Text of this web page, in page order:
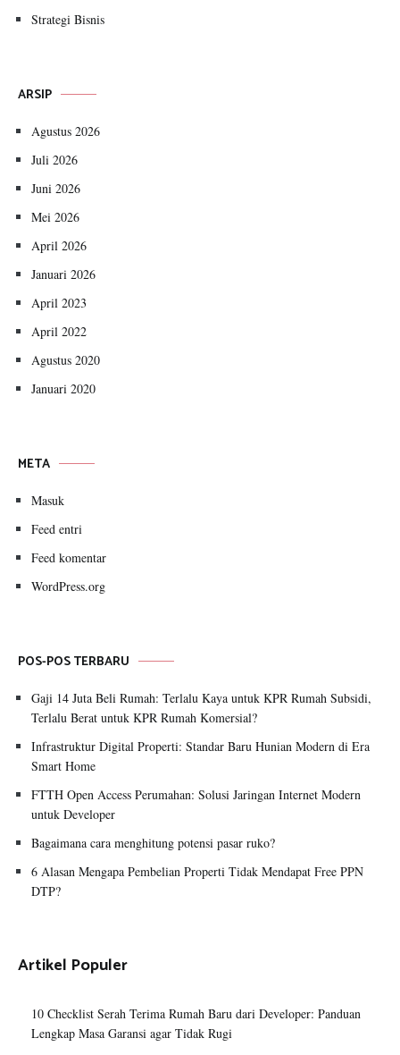
Strategi Bisnis
ARSIP
Agustus 2026
Juli 2026
Juni 2026
Mei 2026
April 2026
Januari 2026
April 2023
April 2022
Agustus 2020
Januari 2020
META
Masuk
Feed entri
Feed komentar
WordPress.org
POS-POS TERBARU
Gaji 14 Juta Beli Rumah: Terlalu Kaya untuk KPR Rumah Subsidi,
Terlalu Berat untuk KPR Rumah Komersial?
Infrastruktur Digital Properti: Standar Baru Hunian Modern di Era
Smart Home
FTTH Open Access Perumahan: Solusi Jaringan Internet Modern
untuk Developer
Bagaimana cara menghitung potensi pasar ruko?
6 Alasan Mengapa Pembelian Properti Tidak Mendapat Free PPN
DTP?
Artikel Populer
10 Checklist Serah Terima Rumah Baru dari Developer: Panduan
Lengkap Masa Garansi agar Tidak Rugi